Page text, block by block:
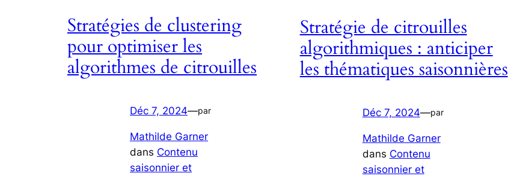
Stratégies de clustering
pour optimiser les
algorithmes de citrouilles
Déc 7, 2024—par
Mathilde Garner
dans Contenu
saisonnier et
Stratégie de citrouilles
algorithmiques : anticiper
les thématiques saisonnières
Déc 7, 2024—par
Mathilde Garner
dans Contenu
saisonnier et